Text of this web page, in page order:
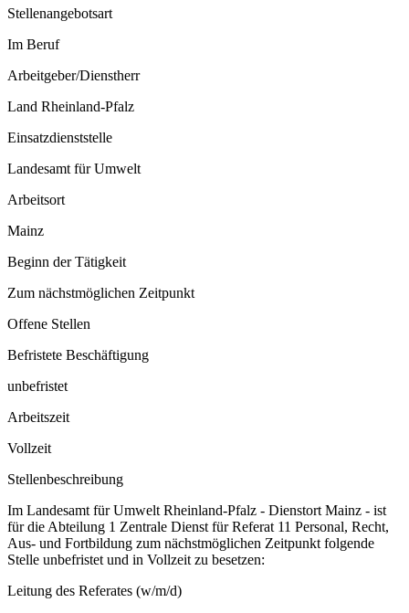
Stellenangebotsart
Im Beruf
Arbeitgeber/Dienstherr
Land Rheinland-Pfalz
Einsatzdienststelle
Landesamt für Umwelt
Arbeitsort
Mainz
Beginn der Tätigkeit
Zum nächstmöglichen Zeitpunkt
Offene Stellen
Befristete Beschäftigung
unbefristet
Arbeitszeit
Vollzeit
Stellenbeschreibung
Im Landesamt für Umwelt Rheinland-Pfalz - Dienstort Mainz - ist
für die Abteilung 1 Zentrale Dienst für Referat 11 Personal, Recht,
Aus- und Fortbildung zum nächstmöglichen Zeitpunkt folgende
Stelle unbefristet und in Vollzeit zu besetzen:
Leitung des Referates (w/m/d)